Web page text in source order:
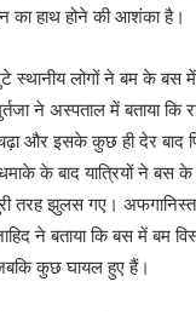
का हाथ होने की आशंका है।
स्थानीय लोगों ने बम के
ने अस्पताल में बताया कि
और इसके कुछ ही देर बाद
के बाद यात्रियों ने
तरह झुलस गए।
ने बताया कि बस में बम
कुछ घायल हुए हैं।